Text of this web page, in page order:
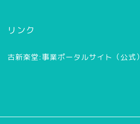
リンク
古新楽堂:事業ポータルサイト（公式）